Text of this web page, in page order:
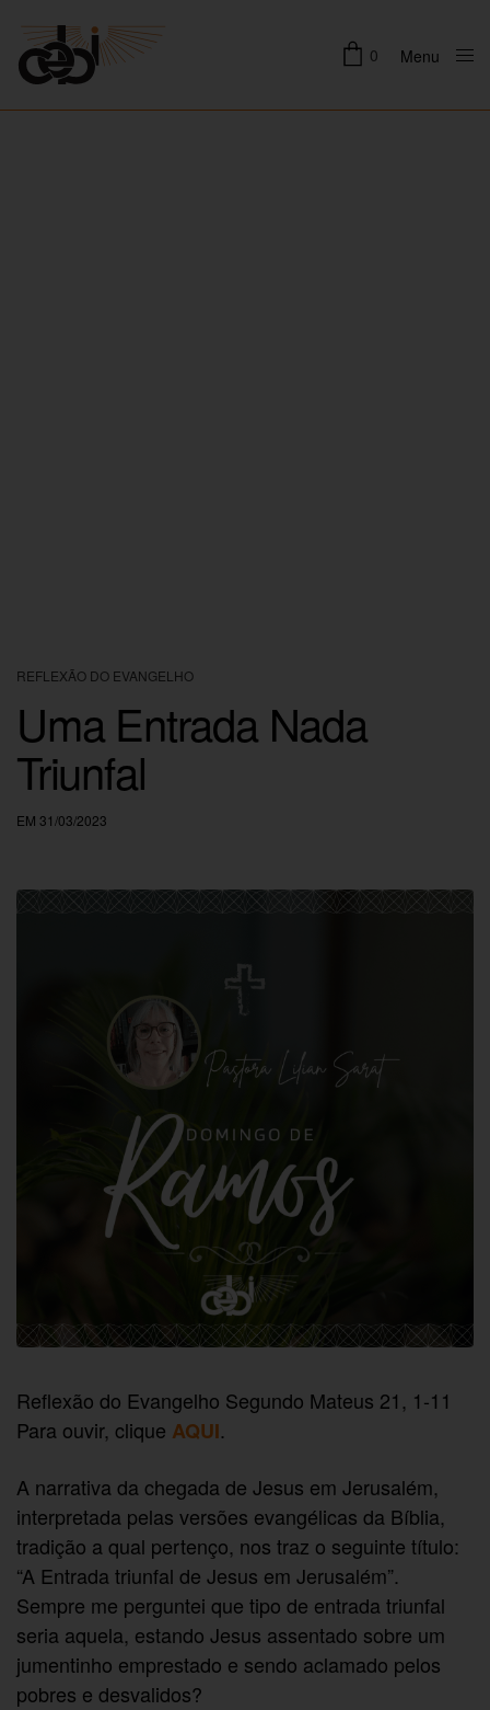
0 Menu
REFLEXÃO DO EVANGELHO
Uma Entrada Nada
Triunfal
EM 31/03/2023
Reflexão do Evangelho Segundo Mateus 21, 1-11
Para ouvir, clique AQUI.
A narrativa da chegada de Jesus em Jerusalém,
interpretada pelas versões evangélicas da Bíblia,
tradição a qual pertenço, nos traz o seguinte título:
“A Entrada triunfal de Jesus em Jerusalém”.
Sempre me perguntei que tipo de entrada triunfal
seria aquela, estando Jesus assentado sobre um
jumentinho emprestado e sendo aclamado pelos
pobres e desvalidos?